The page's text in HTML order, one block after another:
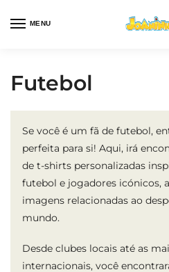
MENU
Futebol
Se você é um fã de futebol,
perfeita para si! Aqui, irá
de t-shirts personalizadas
futebol e jogadores icónicos,
imagens relacionadas ao
mundo.
Desde clubes locais até as
internacionais, você